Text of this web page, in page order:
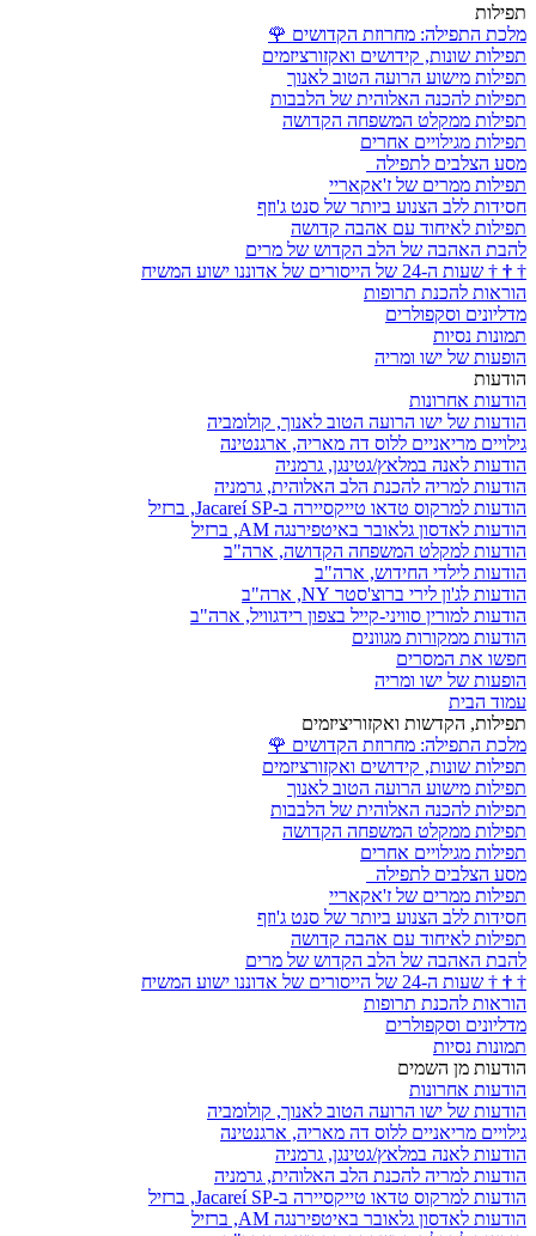
תפילות
מלכת התפילה: מחרוזת הקדושים 🌹
תפילות שונות, קידושים ואקזורציזמים
תפילות מישוע הרועה הטוב לאנוך
תפילות להכנה האלוהית של הלבבות
תפילות ממקלט המשפחה הקדושה
תפילות מגילויים אחרים
מסע הצלבים לתפילה
תפילות ממרים של ז'אקאריי
חסידות ללב הצנוע ביותר של סנט ג'וזף
תפילות לאיחוד עם אהבה קדושה
להבת האהבה של הלב הקדוש של מרים
†
†
† שעות ה-24 של הייסורים של אדוננו ישוע המשיח
הוראות להכנת תרופות
מדליונים וסקפולרים
תמונות נסיות
הופעות של ישו ומריה
הודעות
הודעות אחרונות
הודעות של ישו הרועה הטוב לאנוך, קולומביה
גילויים מריאניים ללוס דה מאריה, ארגנטינה
הודעות לאנה במלאץ/גטינגן, גרמניה
הודעות למריה להכנת הלב האלוהית, גרמניה
הודעות למרקוס טדאו טייקסיירה ב-Jacareí SP, ברזיל
הודעות לאדסון גלאובר באיטפירנגה AM, ברזיל
הודעות למקלט המשפחה הקדושה, ארה"ב
הודעות לילדי החידוש, ארה"ב
הודעות לג'ון לירי ברוצ'סטר NY, ארה"ב
הודעות למורין סוויני-קייל בצפון רידגוויל, ארה"ב
הודעות ממקורות מגוונים
חפשו את המסרים
הופעות של ישו ומריה
עמוד הבית
תפילות, הקדשות ואקזוריציזמים
מלכת התפילה: מחרוזת הקדושים 🌹
תפילות שונות, קידושים ואקזורציזמים
תפילות מישוע הרועה הטוב לאנוך
תפילות להכנה האלוהית של הלבבות
תפילות ממקלט המשפחה הקדושה
תפילות מגילויים אחרים
מסע הצלבים לתפילה
תפילות ממרים של ז'אקאריי
חסידות ללב הצנוע ביותר של סנט ג'וזף
תפילות לאיחוד עם אהבה קדושה
להבת האהבה של הלב הקדוש של מרים
†
†
† שעות ה-24 של הייסורים של אדוננו ישוע המשיח
הוראות להכנת תרופות
מדליונים וסקפולרים
תמונות נסיות
הודעות מן השמים
הודעות אחרונות
הודעות של ישו הרועה הטוב לאנוך, קולומביה
גילויים מריאניים ללוס דה מאריה, ארגנטינה
הודעות לאנה במלאץ/גטינגן, גרמניה
הודעות למריה להכנת הלב האלוהית, גרמניה
הודעות למרקוס טדאו טייקסיירה ב-Jacareí SP, ברזיל
הודעות לאדסון גלאובר באיטפירנגה AM, ברזיל